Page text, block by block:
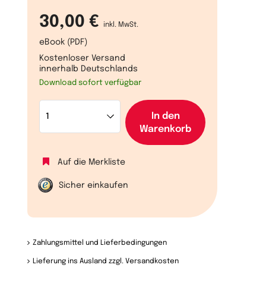
30,00 € inkl. MwSt.
eBook (PDF)
Kostenloser Versand
innerhalb Deutschlands
Download sofort verfügbar
In den
Warenkorb
Auf die Merkliste
Sicher einkaufen
Zahlungsmittel und Lieferbedingungen
Lieferung ins Ausland zzgl. Versandkosten